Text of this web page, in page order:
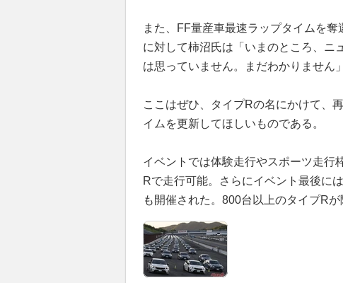
また、FF量産車最速ラップタイムを
に対して柿沼氏は「いまのところ、ニ
は思っていません。まだわかりません
ここはぜひ、タイプRの名にかけて、
イムを更新してほしいものである。
イベントでは体験走行やスポーツ走行
Rで走行可能。さらにイベント最後に
も開催された。800台以上のタイプR